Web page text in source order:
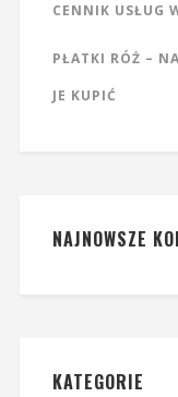
CENNIK USŁUG
PŁATKI RÓŻ –
JE KUPIĆ
NAJNOWSZE
KATEGORIE